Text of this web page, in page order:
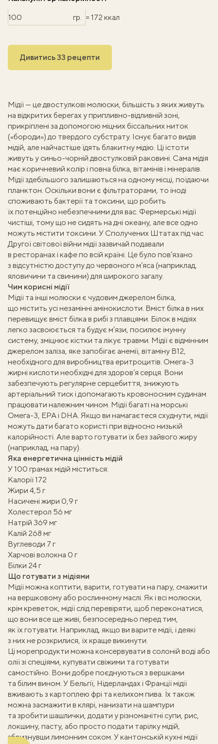
гр. = 172 ккал
Дивитись 33 рецепти
Мідії — це двостулкові молюски, більшість з яких живуть
на відкритих берегах у припливно-відливній зоні,
прикріплені за допомогою міцних біссальних ниток
(«бороди») до твердого субстрату. Існує багато видів
мідій, але найчастіше їдять блакитну мідію. Ці істоти
живуть у синьо-чорній двостулковій раковині. Сама мідія
має коричневий колір і повна білка, вітамінів і мінералів.
Мідії здебільшого залишаються на одному місці, поїдаючи
планктон. Оскільки вони є фільтраторами, то іноді
споживають бактерії та токсини, що робить
їх потенційно небезпечними для вас. Фермерські мідії
чистіші, тому що не сидять на дні океану, але все одно
можуть містити токсини. У Сполучених Штатах під час
Другої світової війни мідії зазвичай подавали
в ресторанах і кафе по всій країні. Це було пов’язано
з відсутністю доступу до червоного м’яса (наприклад,
яловичини та свинини) для широкого загалу.
Чим корисні мідії
Мідії та інші молюски є чудовим джерелом білка,
що містить усі незамінні амінокислоти. Вміст білка в них
перевищує вміст білка в рибі з плавцями. Білок в мідіях
легко засвоюється та будує м’язи, посилює імунну
систему, зміцнює кістки та лікує травми. Мідії є відмінним
джерелом заліза, яке запобігає анемії, вітаміну B12,
необхідного для виробництва еритроцитів. Омега-3
жирні кислоти необхідні для здоров’я серця. Вони
забезпечують регулярне серцебиття, знижують
артеріальний тиск і допомагають кровоносним судинам
працювати належним чином. Мідії багаті на морські
Омега-3, EPA і DHA. Якщо ви намагаєтеся схуднути, мідії
можуть дати багато користі при відносно низькій
калорійності. Але варто готувати їх без зайвого жиру
(наприклад, на пару).
Яка енергетична цінність мідій
У 100 грамах мідій міститься:
Калорії 172
Жири 4,5 г
Насичені жири 0,9 г
Холестерол 56 мг
Натрій 369 мг
Калій 268 мг
Вуглеводи 7 г
Харчові волокна 0 г
Білки 24 г
Що готувати з мідіями
Мідії можна коптити, варити, готувати на пару, смажити
на вершковому або рослинному маслі. Як і всі молюски,
крім креветок, мідії слід перевіряти, щоб переконатися,
що вони все ще живі, безпосередньо перед тим,
як їх готувати. Наприклад, якщо ви варите мідії, і деякі
з них не розкрилися, їх краще викинути.
Ці морепродукти можна консервувати в солоній воді або
олії зі спеціями, купувати свіжими та готувати
самостійно. Вони добре поєднуються з вершками
та білим вином. У Бельгії, Нідерландах і Франції мідії
вживають з картоплею фрі та келихом пива. Їх також
можна засмажити в клярі, нанизати на шампури
та зробити шашлички, додати у різноманітні супи, рис,
локшину, пасту, або просто подати тарілку мідій,
збризнувши лимонним соком. У кантонській кухні мідії